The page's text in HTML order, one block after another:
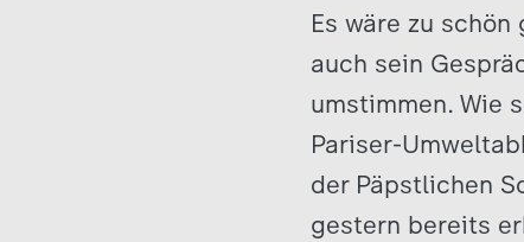
Es wäre zu
auch sein
umstimmen. Wie
Pariser-
der Päpstlichen
gestern bereits